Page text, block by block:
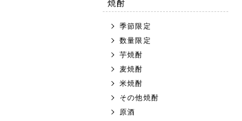
焼酎
季節限定
数量限定
芋焼酎
麦焼酎
米焼酎
その他焼酎
原酒